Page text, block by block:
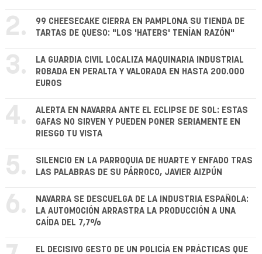
2.
99 CHEESECAKE CIERRA EN PAMPLONA SU TIENDA DE
TARTAS DE QUESO: "LOS 'HATERS' TENÍAN RAZÓN"
3.
LA GUARDIA CIVIL LOCALIZA MAQUINARIA INDUSTRIAL
ROBADA EN PERALTA Y VALORADA EN HASTA 200.000
EUROS
4.
ALERTA EN NAVARRA ANTE EL ECLIPSE DE SOL: ESTAS
GAFAS NO SIRVEN Y PUEDEN PONER SERIAMENTE EN
RIESGO TU VISTA
5.
SILENCIO EN LA PARROQUIA DE HUARTE Y ENFADO TRAS
LAS PALABRAS DE SU PÁRROCO, JAVIER AIZPÚN
6.
NAVARRA SE DESCUELGA DE LA INDUSTRIA ESPAÑOLA:
LA AUTOMOCIÓN ARRASTRA LA PRODUCCIÓN A UNA
CAÍDA DEL 7,7%
EL DECISIVO GESTO DE UN POLICÍA EN PRÁCTICAS QUE